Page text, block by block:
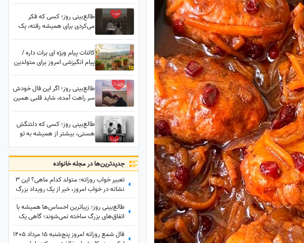
طالع‌بینی روز؛ کسی که فکر
می‌کردی برای همیشه رفته، یک
کائنات پیام ویژه ای برات داره /
پیام انگیزشی امروز برای متولدین
شروع یک روز عالی / پیام
انگیزشی امروز جمعه 9 مرداد
1405 + ویدئو
طالع‌بینی روز؛ اگر این فال خودش
سر راهت آمده، شاید قلبی همین
بشنوی، اشکت را در می‌آورد /
پنج‌شنبه 8 مرداد 1405
طالع‌بینی روز؛ کسی که دلتنگش
هستی، بیشتر از همیشه به تو
برسه که مدت‌هاست در قلبت جا
دارد
جدید‌ترین‌ها در مجله خانواده
تعبیر خواب روزانه؛ متولد کدام ماهی؟ این 3
نشانه در خواب امروز، خبر از یک رویداد بزرگ
می‌دهند! / پنج‌شنبه 15 مرداد 1405
طالع‌بینی روز؛ زیباترین احساس‌ها همیشه با
اتفاق‌های بزرگ ساخته نمی‌شوند؛ گاهی یک
نگاه یا یک توجه کوتاه می‌تواند یک روز
معمولی را به خاطره‌ای خاص تبدیل کند /فال شمع روزانه امروز پنج‌شنبه 15 مرداد 1405